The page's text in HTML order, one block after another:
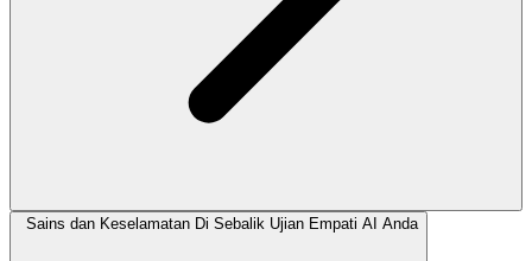
Sains dan Keselamatan Di Sebalik Ujian Empati AI Anda